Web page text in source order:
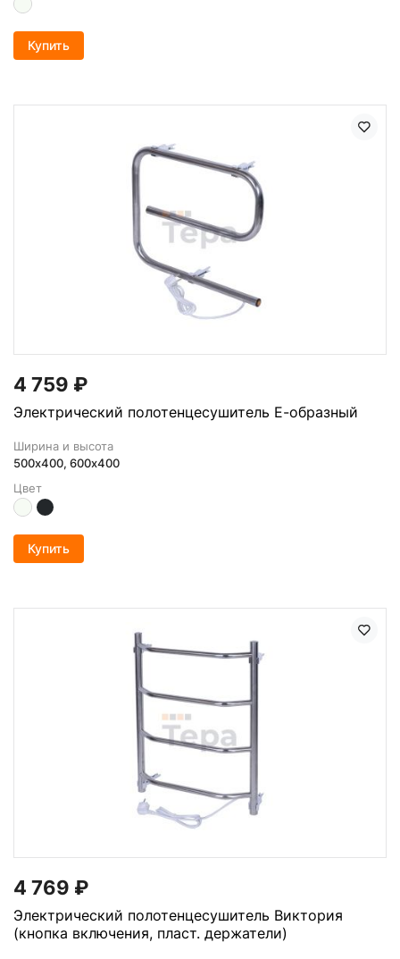
Купить
4 759 ₽
Электрический полотенцесушитель Е-образный
Ширина и высота
500х400, 600x400
Цвет
Купить
4 769 ₽
Электрический полотенцесушитель Виктория
(кнопка включения, пласт. держатели)